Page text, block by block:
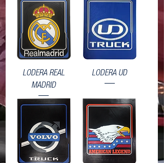
LODERA REAL
MADRID
LODERA UD